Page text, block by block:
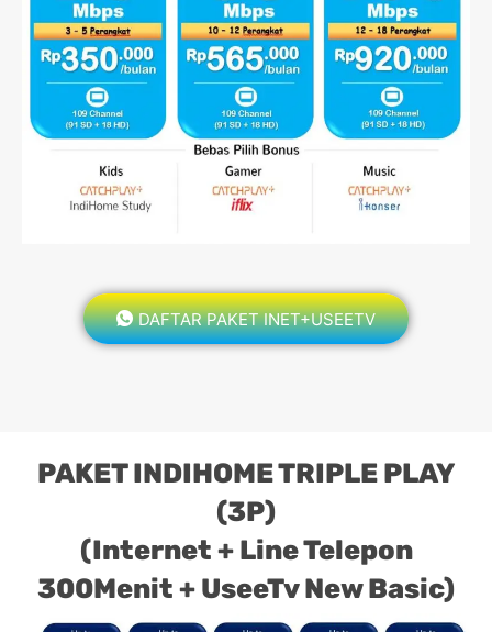
DAFTAR PAKET INET+USEETV
PAKET INDIHOME TRIPLE PLAY
(3P)
(Internet + Line Telepon
300Menit + UseeTv New Basic)